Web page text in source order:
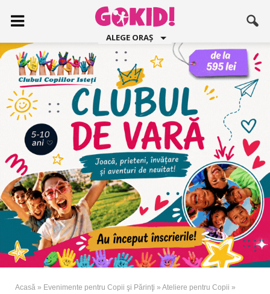
ALEGE ORAȘ
Acasă » Evenimente pentru Copii şi Părinţi » Ateliere pentru Copii »